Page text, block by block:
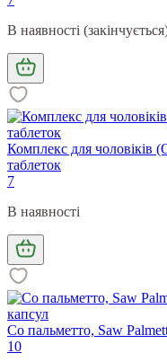
В наявності
Комплекс для чоловіків
таблеток
7
В наявності
Со пальметто, Saw
10